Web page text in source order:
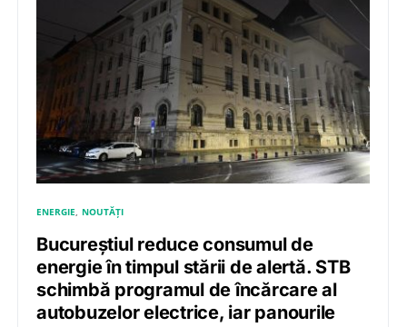
ENERGIE NOUTĂȚI
Bucureștiul reduce consumul de
energie în timpul stării de alertă. STB
schimbă programul de încărcare al
autobuzelor electrice, iar panourile